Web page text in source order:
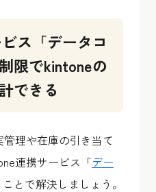
ス「データコ
限でkintoneの
できる
理や在庫の引き当て
連携サービス「デー
とで解決しましょう。